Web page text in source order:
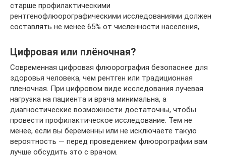
старше профилактическими
рентгенофлюорографическими исследованиями должен
составлять не менее 65% от численности населения,
Цифровая или плёночная?
Современная цифровая флюорография безопаснее для
здоровья человека, чем рентген или традиционная
пленочная. При цифровом виде исследования лучевая
нагрузка на пациента и врача минимальна, а
диагностические возможности достаточны, чтобы
провести профилактическое исследование. Тем не
менее, если вы беременны или не исключаете такую
вероятность — перед проведением флюорографии вам
лучше обсудить это с врачом.